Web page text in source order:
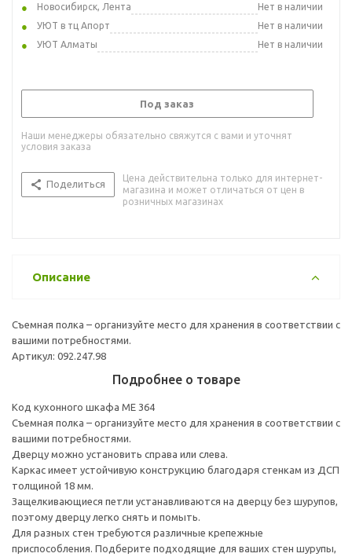
Новосибирск, Лента
Нет в наличии
УЮТ в тц Апорт
Нет в наличии
УЮТ Алматы
Нет в наличии
Под заказ
Наши менеджеры обязательно свяжутся с вами и уточнят
условия заказа
Поделиться
Цена действительна только для интернет-
магазина и может отличаться от цен в
розничных магазинах
Описание
Съемная полка – организуйте место для хранения в соответствии с
вашими потребностями.
Артикул: 092.247.98
Подробнее о товаре
Код кухонного шкафа ME 364
Съемная полка – организуйте место для хранения в соответствии с
вашими потребностями.
Дверцу можно установить справа или слева.
Каркас имеет устойчивую конструкцию благодаря стенкам из ДСП
толщиной 18 мм.
Защелкивающиеся петли устанавливаются на дверцу без шурупов,
поэтому дверцу легко снять и помыть.
Для разных стен требуются различные крепежные
приспособления. Подберите подходящие для ваших стен шурупы,